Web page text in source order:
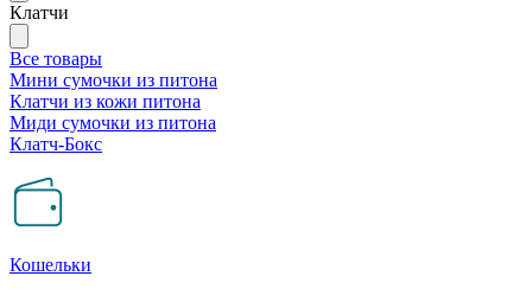
Клатчи
Все товары
Мини сумочки из питона
Клатчи из кожи питона
Миди сумочки из питона
Клатч-Бокс
Кошельки